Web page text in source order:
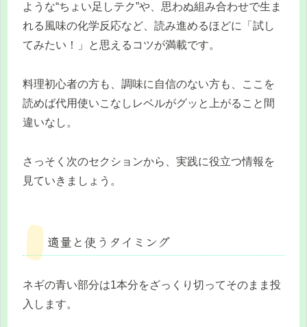
ような“ちょい足しテク”や、思わぬ組み合わせで生ま
れる風味の化学反応など、読み進めるほどに「試し
てみたい！」と思えるコツが満載です。
料理初心者の方も、調味に自信のない方も、ここを
読めば代用使いこなしレベルがグッと上がること間
違いなし。
さっそく次のセクションから、実践に役立つ情報を
見ていきましょう。
適量と使うタイミング
ネギの青い部分は1本分をざっくり切ってそのまま投
入します。